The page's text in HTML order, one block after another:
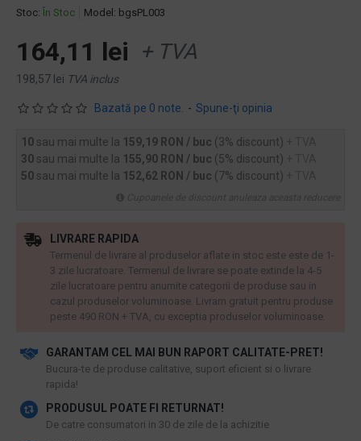
Stoc: În Stoc Model: bgsPL003
Bazată pe 0 note. - Spune-ţi opinia
164,11 lei + TVA
198,57 lei TVA inclus
10 sau mai multe la 159,19 RON / buc (3% discount)
30 sau mai multe la 155,90 RON / buc (5% discount)
50 sau mai multe la 152,62 RON / buc (7% discount)
GARANTAM CEL MAI BUN RAPORT CALITATE-PRET!
​Bucura-te de produse calitative, suport eficient si o livrare
rapida!
PRODUSUL POATE FI RETURNAT!
De catre consumatori in 30 de zile de la achizitie
LIVRARE RAPIDA
Termenul de livrare al produselor aflate in stoc este este de 1-
3 zile lucratoare. Termenul de livrare se poate extinde la 4-5
zile lucratoare pentru anumite categorii de produse sau in
cazul produselor voluminoase. Livram gratuit pentru produse
peste 490 RON + TVA, cu exceptia produselor voluminoase.